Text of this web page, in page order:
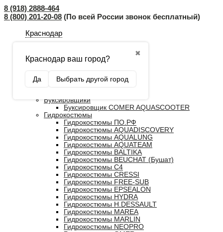
8 (918) 2888-464
8 (800) 201-20-08 (По всей России звонок бесплатный)
Краснодар
✖
Краснодар ваш город?
Да Выбрать другой город
Главная
Каталог
Буксировщики
Буксировщик COMER AQUASCOOTER
Гидрокостюмы
Гидрокостюмы ПО.РФ
Гидрокостюмы AQUADISCOVERY
Гидрокостюмы AQUALUNG
Гидрокостюмы AQUATEAM
Гидрокостюмы BALTIKA
Гидрокостюмы BEUCHAT (Бушат)
Гидрокостюмы C4
Гидрокостюмы CRESSI
Гидрокостюмы FREE-SUB
Гидрокостюмы EPSEALON
Гидрокостюмы HYDRA
Гидрокостюмы H.DESSAULT
Гидрокостюмы MAREA
Гидрокостюмы MARLIN
Гидрокостюмы NEOPRO